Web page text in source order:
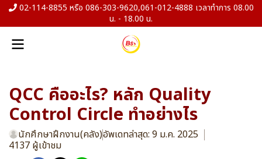
02-114-8855 หรือ 086-303-9620,061-012-4888 เวลาทำการ 08.00
น. - 18.00 น.
QCC คืออะไร? หลัก Quality
Control Circle ทำอย่างไร
นักศึกษาฝึกงาน(คลัง)อัพเดทล่าสุด: 9 ม.ค. 2025
4137 ผู้เข้าชม